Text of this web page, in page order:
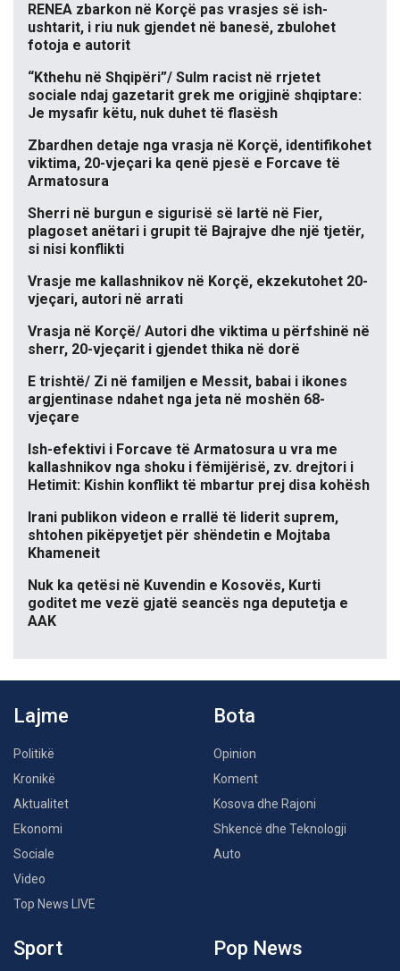
RENEA zbarkon në Korçë pas vrasjes së ish-
ushtarit, i riu nuk gjendet në banesë, zbulohet
fotoja e autorit
“Kthehu në Shqipëri”/ Sulm racist në rrjetet
sociale ndaj gazetarit grek me origjinë shqiptare:
Je mysafir këtu, nuk duhet të flasësh
Zbardhen detaje nga vrasja në Korçë, identifikohet
viktima, 20-vjeçari ka qenë pjesë e Forcave të
Armatosura
Sherri në burgun e sigurisë së lartë në Fier,
plagoset anëtari i grupit të Bajrajve dhe një tjetër,
si nisi konflikti
Vrasje me kallashnikov në Korçë, ekzekutohet 20-
vjeçari, autori në arrati
Vrasja në Korçë/ Autori dhe viktima u përfshinë në
sherr, 20-vjeçarit i gjendet thika në dorë
E trishtë/ Zi në familjen e Messit, babai i ikones
argjentinase ndahet nga jeta në moshën 68-
vjeçare
Ish-efektivi i Forcave të Armatosura u vra me
kallashnikov nga shoku i fëmijërisë, zv. drejtori i
Hetimit: Kishin konflikt të mbartur prej disa kohësh
Irani publikon videon e rrallë të liderit suprem,
shtohen pikëpyetjet për shëndetin e Mojtaba
Khameneit
Nuk ka qetësi në Kuvendin e Kosovës, Kurti
goditet me vezë gjatë seancës nga deputetja e
AAK
Lajme
Politikë
Kronikë
Aktualitet
Ekonomi
Sociale
Video
Top News LIVE
Bota
Opinion
Koment
Kosova dhe Rajoni
Shkencë dhe Teknologji
Auto
Sport Pop News